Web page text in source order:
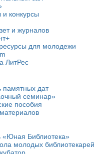
и конкурсы
и журналов
для молодежи
ЛитРес
памятных дат
семинар»
пособия
«Юная Библиотека»
молодых библиотекарей